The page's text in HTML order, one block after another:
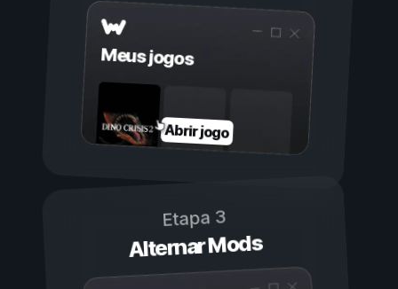
Meus jogos
Abrir jogo
Etapa 3
Alternar Mods